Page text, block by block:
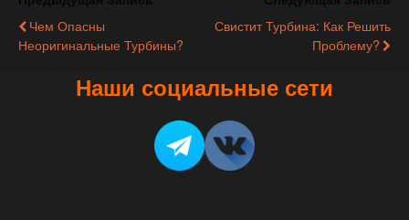
Чем Опасны
Неоригинальные Турбины?
Свистит Турбина: Как Решить
Проблему?
Наши социальные сети